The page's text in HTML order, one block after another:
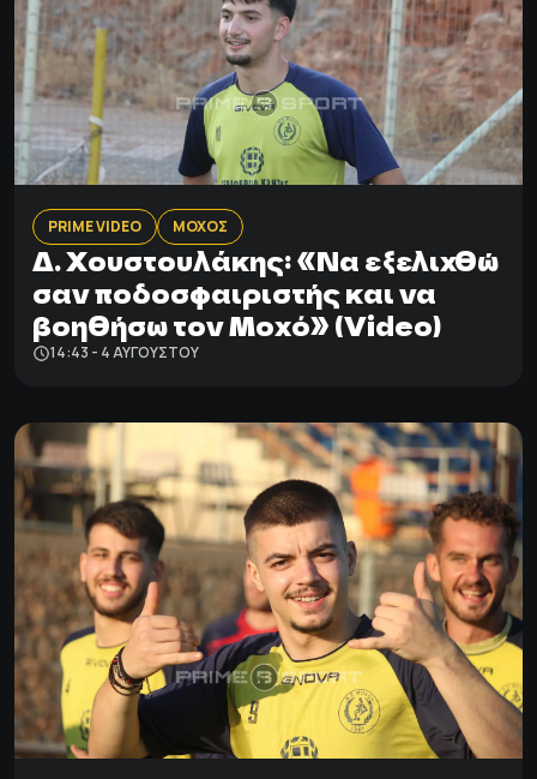
PRIME VIDEO ΜΟΧΟΣ
Δ. Χουστουλάκης: «Να εξελιχθώ
σαν ποδοσφαιριστής και να
βοηθήσω τον Μοχό» (Video)
14:43 - 4 ΑΥΓΟΎΣΤΟΥ